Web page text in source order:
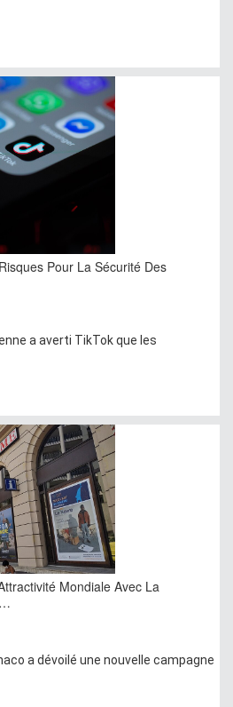
Pour La Sécurité Des
a averti TikTok que les
Mondiale Avec La
a dévoilé une nouvelle campagne